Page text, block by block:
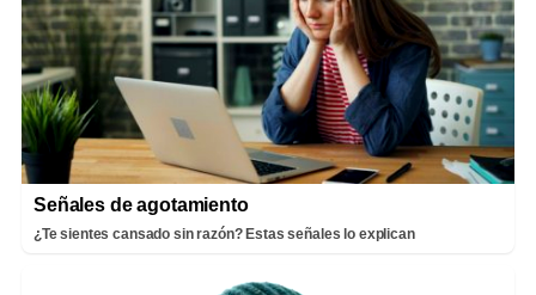
Señales de agotamiento
¿Te sientes cansado sin razón? Estas señales lo explican